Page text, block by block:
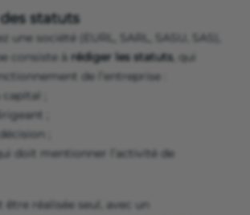
des statuts
une société (EURL, SARL, SASU, SAS),
consiste à rédiger les statuts, qui
de l’entreprise :
;
;
;
doit mentionner l’activité de
être réalisée seul, avec un